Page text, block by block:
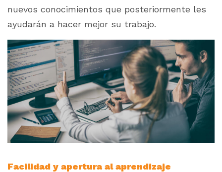
nuevos conocimientos que posteriormente les
ayudarán a hacer mejor su trabajo.
Facilidad y apertura al aprendizaje